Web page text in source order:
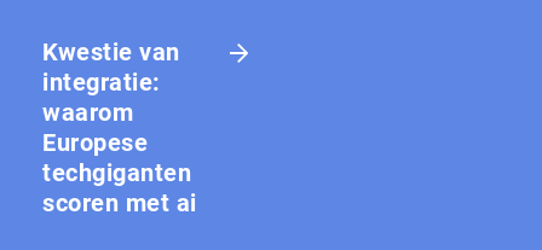
Kwestie van
integratie:
waarom
Europese
techgiganten
scoren met ai